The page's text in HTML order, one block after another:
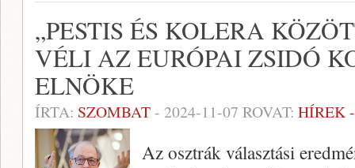
„PESTIS ÉS KOLERA
VÉLI AZ EURÓPAI ZSIDÓ
ELNÖKE
ÍRTA: SZOMBAT- 2024-11-07 ROVAT: HÍREK
Az osztrák választási